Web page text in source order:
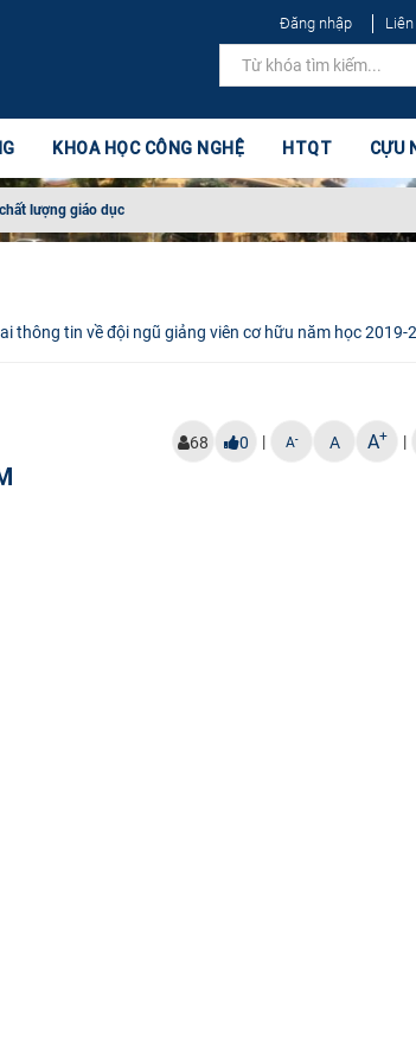
Đăng nhập
KHOA HỌC CÔNG NGHỆ HTQT CỰU
lượng giáo dục
thông tin về đội ngũ giảng viên cơ hữu năm học 2019-
68 0 | A- A A+ |